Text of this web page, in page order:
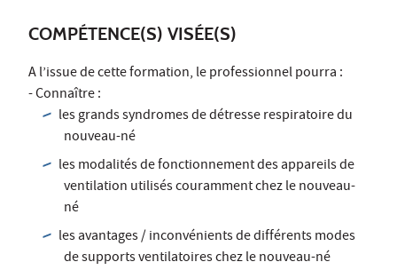
COMPÉTENCE(S) VISÉE(S)
A l’issue de cette formation, le professionnel pourra :
- Connaître :
les grands syndromes de détresse respiratoire du
nouveau-né
les modalités de fonctionnement des appareils de
ventilation utilisés couramment chez le nouveau-
né
les avantages / inconvénients de différents modes
de supports ventilatoires chez le nouveau-né